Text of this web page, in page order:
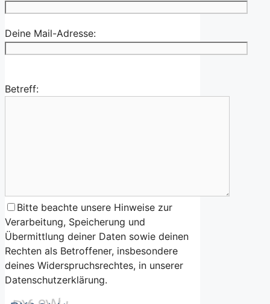
Deine Mail-Adresse:
Betreff:
Bitte beachte unsere Hinweise zur
Verarbeitung, Speicherung und
Übermittlung deiner Daten sowie deinen
Rechten als Betroffener, insbesondere
deines Widerspruchsrechtes, in unserer
Datenschutzerklärung.